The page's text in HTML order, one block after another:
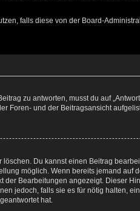
falls diese von der Board-
zu antworten, musst du auf
und der Beitragsansicht
Du kannst einen Beitrag
möglich. Wenn bereits jemand auf
Bearbeitungen angezeigt. Dieser
jedoch, falls sie es für nötig halten,
hat.